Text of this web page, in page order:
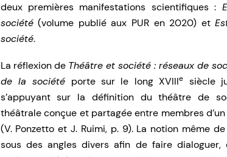
deux premières manifestations scientifiques :
société(volume publié aux PUR en 2020) et
société.
La réflexion de Théâtre et société : réseaux de
de la société porte sur le long XVIIIe
siècle
s’appuyant sur la définition du théâtre de
théâtrale conçue et partagée entre membres
(V. Ponzetto et J. Ruimi, p. 9). La notion même
sous des angles divers afin de faire